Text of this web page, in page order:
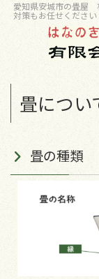
愛知県安城市の畳
対策もお任せください
畳につい
畳の種類